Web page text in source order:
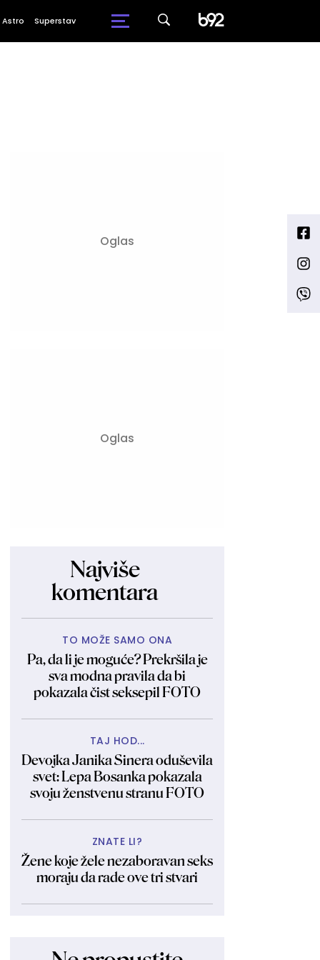
Astro Superstav
Najviše
komentara
TO MOŽE SAMO ONA
Pa, da li je moguće? Prekršila je
sva modna pravila da bi
pokazala čist seksepil FOTO
TAJ HOD...
Devojka Janika Sinera oduševila
svet: Lepa Bosanka pokazala
svoju ženstvenu stranu FOTO
ZNATE LI?
Žene koje žele nezaboravan seks
moraju da rade ove tri stvari